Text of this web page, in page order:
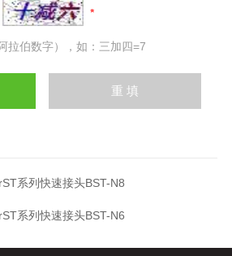
拉伯数字），如：三加四=7
系列快速接头BST-N8
系列快速接头BST-N6